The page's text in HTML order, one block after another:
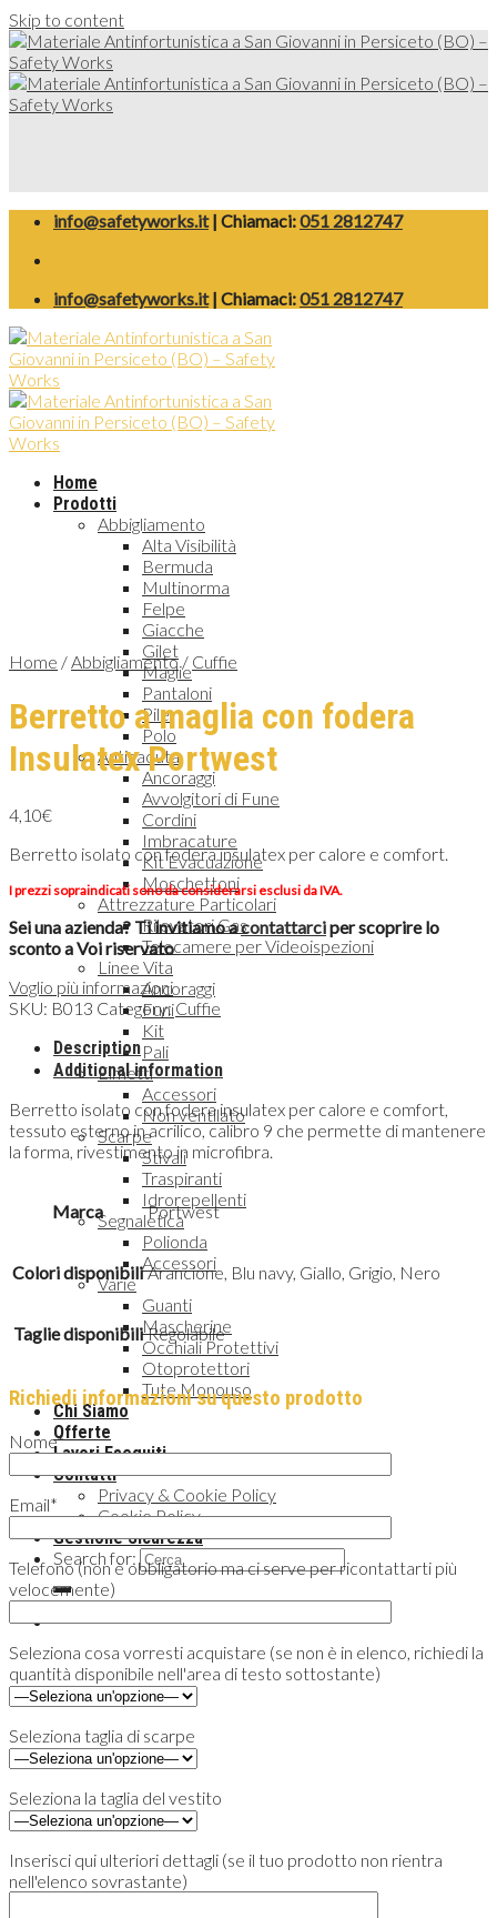
Skip to content
info@safetyworks.it| Chiamaci:051 2812747
info@safetyworks.it| Chiamaci:051 2812747
Home
Prodotti
Abbigliamento
Alta Visibilità
Bermuda
Multinorma
Felpe
Giacche
Gilet
Maglie
Pantaloni
Pile
Polo
Anticaduta
Ancoraggi
Avvolgitori di Fune
Cordini
Imbracature
Kit Evacuazione
Moschettoni
Attrezzature Particolari
Rilevatori Gas
Telecamere per Videoispezioni
Linee Vita
Ancoraggi
Funi
Kit
Pali
Elmetti
Accessori
Non ventilato
Scarpe
Stivali
Traspiranti
Idrorepellenti
Segnaletica
Polionda
Accessori
Varie
Guanti
Mascherine
Occhiali Protettivi
Otoprotettori
Tute Monouso
Chi Siamo
Offerte
Lavori Eseguiti
Contatti
Privacy & Cookie Policy
Cookie Policy
Gestione Sicurezza
Search for:
Home /Abbigliamento / Cuffie
Berretto a maglia con fodera
Insulatex Portwest
4,10€
Berretto isolato con fodera insulatex per calore e comfort.
I prezzi sopraindicati sono da considerarsi esclusi da IVA.
Sei una azienda? Ti invitiamo acontattarciper scoprire lo
sconto a Voi riservato
Voglio più informazioni
SKU: B013 Category:Cuffie
Description
Additional information
Berretto isolato con fodera insulatex per calore e comfort,
tessuto esterno in acrilico, calibro 9 che permette di mantenere
la forma, rivestimento in microfibra.
Marca Portwest
Colori disponibili Arancione, Blu navy, Giallo, Grigio, Nero
Taglie disponibili Regolabile
Richiedi informazioni su questo prodotto
Nome*
Email*
Telefono (non è obbligatorio ma ci serve per ricontattarti più
velocemente)
Seleziona cosa vorresti acquistare (se non è in elenco, richiedi la
quantità disponibile nell'area di testo sottostante)
Seleziona taglia di scarpe
Seleziona la taglia del vestito
Inserisci qui ulteriori dettagli (se il tuo prodotto non rientra
nell'elenco sovrastante)